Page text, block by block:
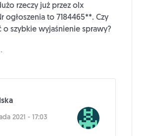
rzeczy już przez olx
ogłoszenia to 7184465**. Czy
o szybkie wyjaśnienie sprawy?
2021 - 17:03